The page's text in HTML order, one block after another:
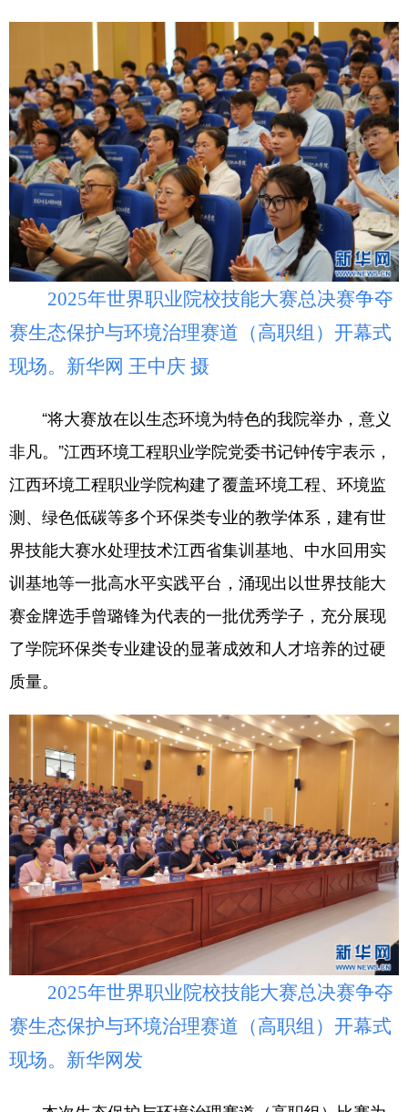
内蒙古 黑龙江
多语种频道
English Español Français عربى
Русский язык 日本語 한국어
Deutsch Português
2025年世界职业院校技能大赛总决赛争夺
赛生态保护与环境治理赛道（高职组）开幕式
现场。新华网 王中庆 摄
“将大赛放在以生态环境为特色的我院举办，意义
非凡。”江西环境工程职业学院党委书记钟传宇表示，
江西环境工程职业学院构建了覆盖环境工程、环境监
测、绿色低碳等多个环保类专业的教学体系，建有世
界技能大赛水处理技术江西省集训基地、中水回用实
训基地等一批高水平实践平台，涌现出以世界技能大
赛金牌选手曾璐锋为代表的一批优秀学子，充分展现
了学院环保类专业建设的显著成效和人才培养的过硬
质量。
2025年世界职业院校技能大赛总决赛争夺
赛生态保护与环境治理赛道（高职组）开幕式
现场。新华网发